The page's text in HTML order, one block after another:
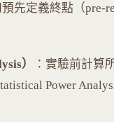
先定義終點（pre-
）
：實驗前計算
Power